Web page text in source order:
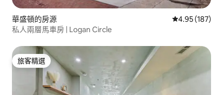
華盛頓的房源 從 187 則評價
4.95 (187)
私人兩層馬車房 | Logan Circle
旅客精選
旅客精選